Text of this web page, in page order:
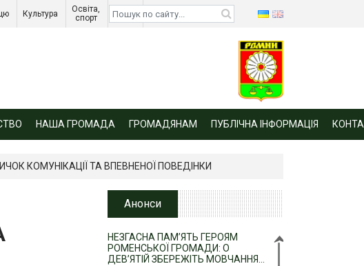
Культура
Освіта,
спорт
Діти
війни
НАША ГРОМАДА ГРОМАДЯНАМ ПУБЛІЧНА ІНФОРМАЦІЯ
КОМУНІКАЦІЇ ТА ВПЕВНЕНОЇ ПОВЕДІНКИ
Анонси
НЕЗГАСНА ПАМ’ЯТЬ ГЕРОЯМ
РОМЕНСЬКОЇ ГРОМАДИ: О
ДЕВ’ЯТІЙ ЗБЕРЕЖІТЬ МОВЧАННЯ…